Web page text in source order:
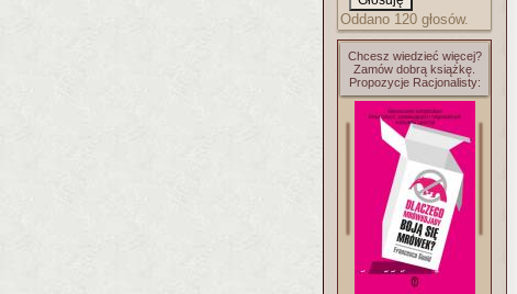
Oddano 120 głosów.
Chcesz wiedzieć więcej?
Zamów dobrą książkę.
Propozycje Racjonalisty: